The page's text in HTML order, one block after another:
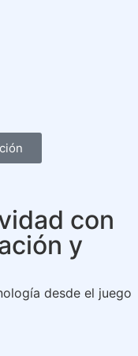
con
y
desde el juego